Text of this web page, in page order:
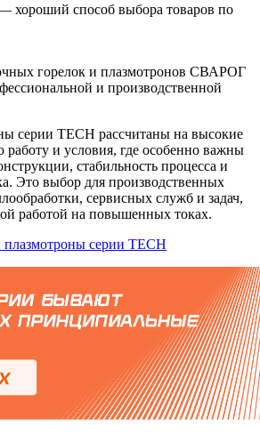
хороший способ выбора товаров по
горелок и плазмотронов СВАРОГ
и производственной
серии TECH рассчитаны на высокие
работу и условия, где особенно важны
стабильность процесса и
Это выбор для производственных
сервисных служб и задач,
работой на повышенных токах.
серии TECH